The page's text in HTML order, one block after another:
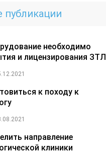
публикации
необходимо
и лицензирования ЗТЛ
к походу к
направление
клиники